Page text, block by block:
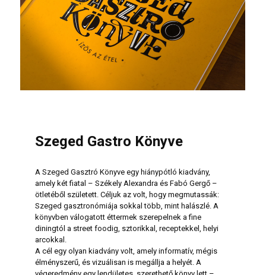
Szeged Gastro Könyve
A Szeged Gasztró Könyve egy hiánypótló kiadvány,
amely két fiatal – Székely Alexandra és Fabó Gergő –
ötletéből született. Céljuk az volt, hogy megmutassák:
Szeged gasztronómiája sokkal több, mint halászlé. A
könyvben válogatott éttermek szerepelnek a fine
diningtól a street foodig, sztorikkal, receptekkel, helyi
arcokkal.
A cél egy olyan kiadvány volt, amely informatív, mégis
élményszerű, és vizuálisan is megállja a helyét. A